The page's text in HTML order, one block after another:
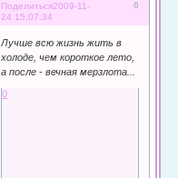
Поделиться 6
2009-11-
24 15:07:34
Лучше всю жизнь жить в
холоде, чем короткое лето,
а после - вечная мерзлота...
0